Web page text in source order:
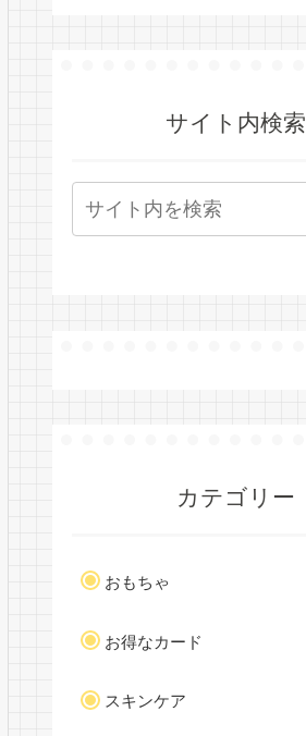
サイト内検索
カテゴリー
おもちゃ
お得なカード
スキンケア